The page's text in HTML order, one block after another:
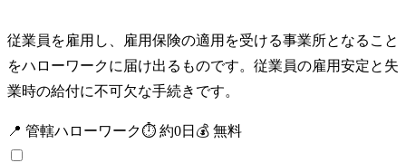
従業員を雇用し、雇用保険の適用を受ける事業所となること
をハローワークに届け出るものです。従業員の雇用安定と失
業時の給付に不可欠な手続きです。
📍 管轄ハローワーク⏱ 約0日 💰 無料